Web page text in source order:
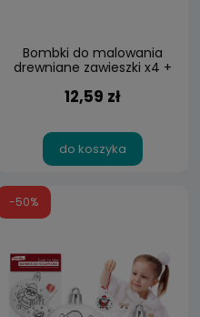
Bombki do malowania
drewniane zawieszki x4 +
12,59 zł
do koszyka
-50%